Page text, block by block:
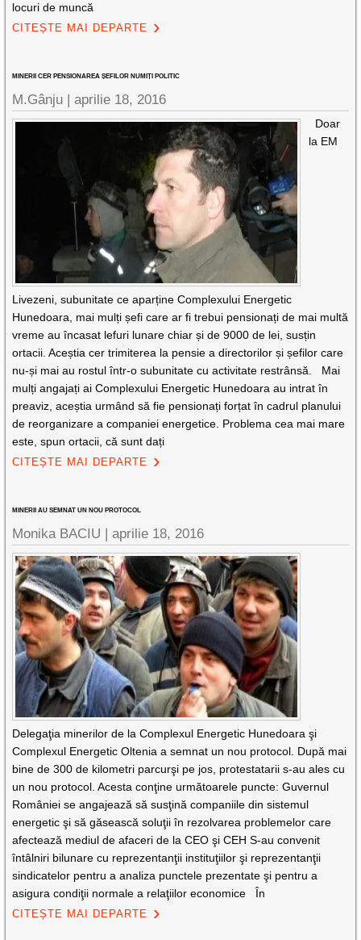
locuri de muncă
CITEȘTE MAI DEPARTE
MINERII CER PENSIONAREA ȘEFILOR NUMIȚI POLITIC
M.Gânju |aprilie 18, 2016
Doar
la EM
Livezeni, subunitate ce aparține Complexului Energetic
Hunedoara, mai mulți șefi care ar fi trebui pensionați de mai multă
vreme au încasat lefuri lunare chiar și de 9000 de lei, susțin
ortacii. Aceștia cer trimiterea la pensie a directorilor și șefilor care
nu-și mai au rostul într-o subunitate cu activitate restrânsă. Mai
mulți angajați ai Complexului Energetic Hunedoara au intrat în
preaviz, aceștia urmând să fie pensionați forțat în cadrul planului
de reorganizare a companiei energetice. Problema cea mai mare
este, spun ortacii, că sunt dați
CITEȘTE MAI DEPARTE
MINERII AU SEMNAT UN NOU PROTOCOL
Monika BACIU |aprilie 18, 2016
Delegaţia minerilor de la Complexul Energetic Hunedoara şi
Complexul Energetic Oltenia a semnat un nou protocol. După mai
bine de 300 de kilometri parcurşi pe jos, protestatarii s-au ales cu
un nou protocol. Acesta conţine următoarele puncte: Guvernul
României se angajează să susţină companiile din sistemul
energetic şi să găsească soluţii în rezolvarea problemelor care
afectează mediul de afaceri de la CEO şi CEH S-au convenit
întâlniri bilunare cu reprezentanţii instituţiilor şi reprezentanţii
sindicatelor pentru a analiza punctele prezentate şi pentru a
asigura condiţii normale a relaţiilor economice În
CITEȘTE MAI DEPARTE